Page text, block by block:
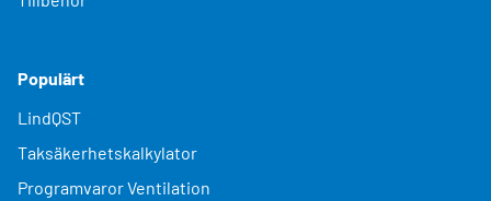
Populärt
LindQST
Taksäkerhetskalkylator
Programvaror Ventilation